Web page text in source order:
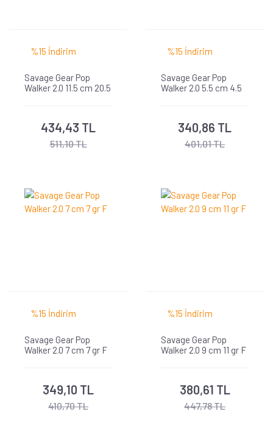
%15 İndirim
Savage Gear Pop
Walker 2.0 11.5 cm 20.5
434,43 TL
511,10 TL
%15 İndirim
Savage Gear Pop
Walker 2.0 5.5 cm 4.5
340,86 TL
401,01 TL
%15 İndirim
Savage Gear Pop
Walker 2.0 7 cm 7 gr F
349,10 TL
410,70 TL
%15 İndirim
Savage Gear Pop
Walker 2.0 9 cm 11 gr F
380,61 TL
447,78 TL